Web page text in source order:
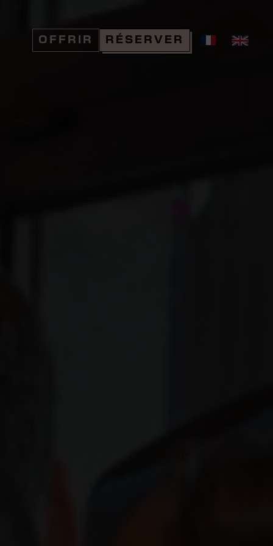
OFFRIR RÉSERVER
Réserver